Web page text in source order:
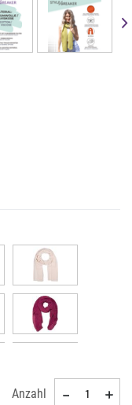
Anzahl